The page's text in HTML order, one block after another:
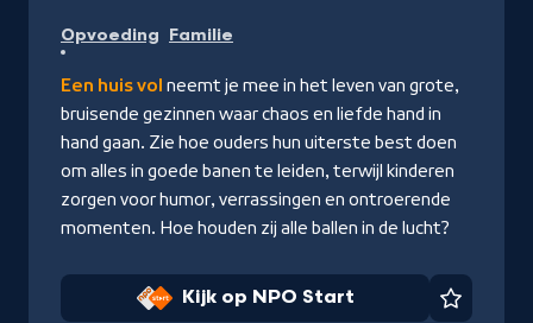
op
Start
Opvoeding Familie
Een huis vol neemt je mee in het leven van grote,
bruisende gezinnen waar chaos en liefde hand in
hand gaan. Zie hoe ouders hun uiterste best doen
om alles in goede banen te leiden, terwijl kinderen
zorgen voor humor, verrassingen en ontroerende
momenten. Hoe houden zij alle ballen in de lucht?
Kijk op NPO Start